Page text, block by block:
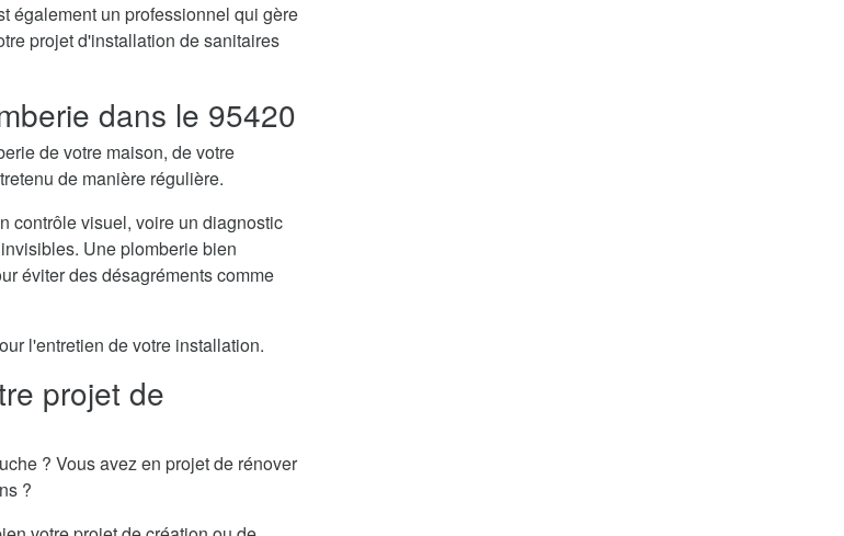
également un professionnel qui gère
projet d'installation de sanitaires
dans le 95420
de votre maison, de votre
de manière régulière.
contrôle visuel, voire un diagnostic
Une plomberie bien
éviter des désagréments comme
l'entretien de votre installation.
projet de
? Vous avez en projet de rénover
?